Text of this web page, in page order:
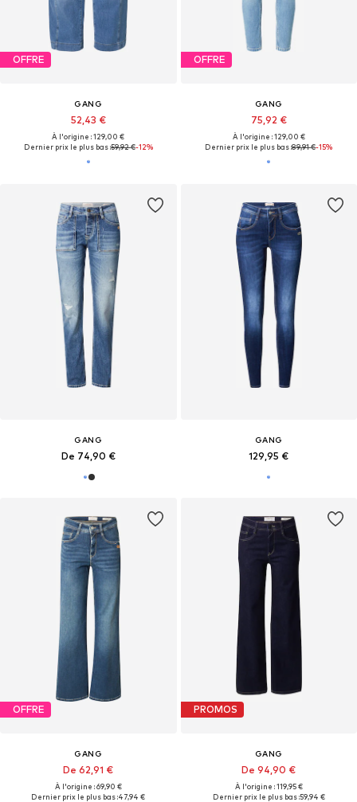
OFFRE
GANG
52,43 €
À l'origine : 129,00 €
Dernier prix le plus bas :59,92 €-12%
OFFRE
GANG
75,92 €
À l'origine : 129,00 €
Dernier prix le plus bas :89,91 €-15%
GANG
De 74,90 €
GANG
129,95 €
OFFRE
GANG
De 62,91 €
À l'origine : 69,90 €
Dernier prix le plus bas :47,94 €
PROMOS
GANG
De 94,90 €
À l'origine : 119,95 €
Dernier prix le plus bas :59,94 €